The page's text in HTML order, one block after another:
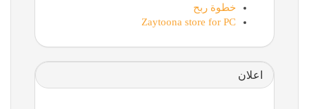
خطوة ربح
Zaytoona store for PC
اعلان